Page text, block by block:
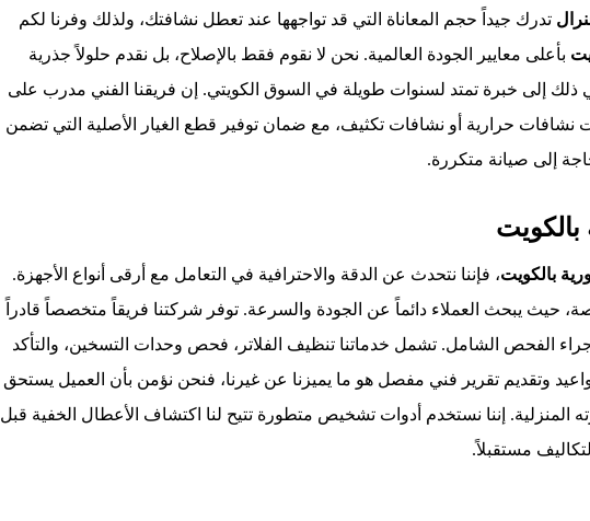
تدرك جيداً حجم المعاناة التي قد تواجهها عند تعطل نشافتك، ولذلك وفرنا لكم
بأعلى معايير الجودة العالمية. نحن لا نقوم فقط بالإصلاح، بل نقدم حلولاً جذرية
إلى خبرة تمتد لسنوات طويلة في السوق الكويتي. إن فريقنا الفني مدرب على
نشافات حرارية أو نشافات تكثيف، مع ضمان توفير قطع الغيار الأصلية التي تضمن
إلى صيانة متكررة.
بالكويت، فإننا نتحدث عن الدقة والاحترافية في التعامل مع أرقى أنواع الأجهزة.
حيث يبحث العملاء دائماً عن الجودة والسرعة. توفر شركتنا فريقاً متخصصاً قادراً
الفحص الشامل. تشمل خدماتنا تنظيف الفلاتر، فحص وحدات التسخين، والتأكد
وتقديم تقرير فني مفصل هو ما يميزنا عن غيرنا، فنحن نؤمن بأن العميل يستحق
المنزلية. إننا نستخدم أدوات تشخيص متطورة تتيح لنا اكتشاف الأعطال الخفية قبل
مستقبلاً.